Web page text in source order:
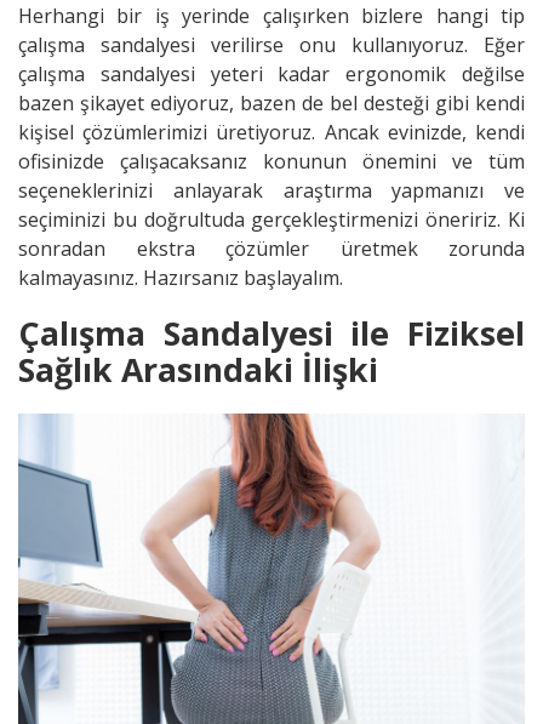
Herhangi bir iş yerinde çalışırken bizlere hangi tip
çalışma sandalyesi verilirse onu kullanıyoruz. Eğer
çalışma sandalyesi yeteri kadar ergonomik değilse
bazen şikayet ediyoruz, bazen de bel desteği gibi kendi
kişisel çözümlerimizi üretiyoruz. Ancak evinizde, kendi
ofisinizde çalışacaksanız konunun önemini ve tüm
seçeneklerinizi anlayarak araştırma yapmanızı ve
seçiminizi bu doğrultuda gerçekleştirmenizi öneririz. Ki
sonradan ekstra çözümler üretmek zorunda
kalmayasınız. Hazırsanız başlayalım.
Çalışma Sandalyesi ile Fiziksel
Sağlık Arasındaki İlişki